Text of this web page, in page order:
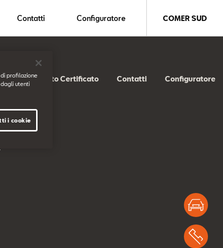
Contatti Configuratore COMER SUD
SEAT Usato Certificato Contatti Configuratore
profilazione
utenti
i cookie